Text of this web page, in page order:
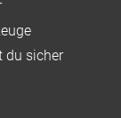
du sicher